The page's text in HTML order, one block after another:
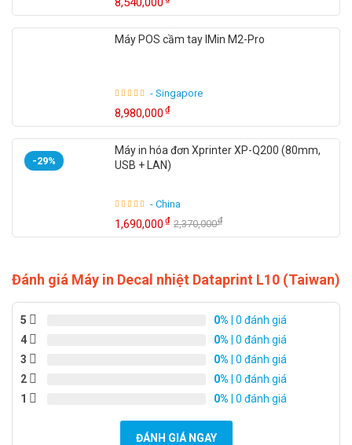
Độ rộng giấy : 58 mm. Chiều rộng in 56mm
Đường kính cuộn giấy : 80 mm
Máy POS cầm tay IMin M2-Pro
- Singapore
8,980,000₫
-29%
Máy in hóa đơn Xprinter XP-Q200 (80mm,
USB + LAN)
- China
1,690,000₫ 2,370,000₫
Đánh giá Máy in Decal nhiệt Dataprint L10 (Taiwan)
5 0% | 0 đánh giá
4
0% | 0 đánh giá
3
0% | 0 đánh giá
2
0% | 0 đánh giá
1
0% | 0 đánh giá
ĐÁNH GIÁ NGAY